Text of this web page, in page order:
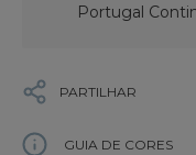
Portugal
PARTILHAR
GUIA DE CORES